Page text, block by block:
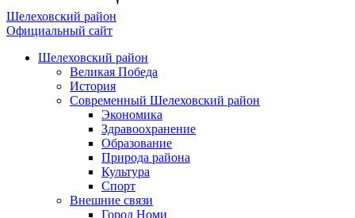
Шелеховский район
Официальный сайт
Шелеховский район
Великая Победа
История
Современный Шелеховский район
Экономика
Здравоохранение
Образование
Природа района
Культура
Спорт
Внешние связи
Город Номи